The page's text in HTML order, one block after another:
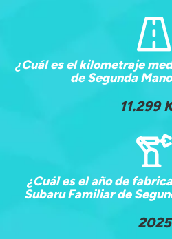
¿Cuál es el kilometraje
de Segunda
11.299
¿Cuál es el año de
Subaru Familiar de
2025